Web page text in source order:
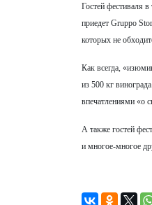
Гостей фестиваля
приедет Gruppo
которых не
Как всегда,
из 500 кг
впечатлениями «о
А также гостей
и многое-многое